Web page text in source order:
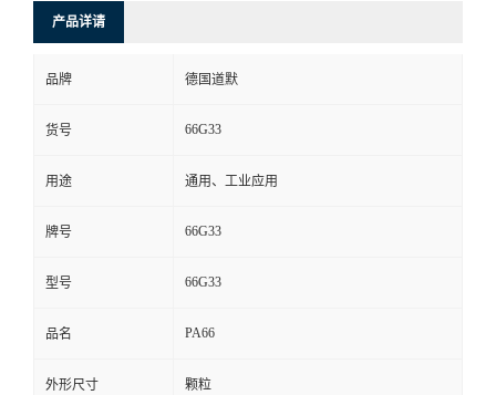
产品详请
品牌 德国道默
货号 66G33
用途 通用、工业应用
牌号 66G33
型号 66G33
品名 PA66
外形尺寸 颗粒